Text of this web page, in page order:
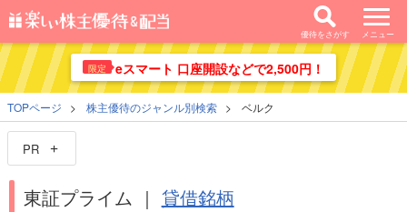
優待をさがす メニュー
限定 eスマート 口座開設などで2,500円！
TOPページ 株主優待のジャンル別検索 ベルク
PR
東証プライム ｜ 貸借銘柄